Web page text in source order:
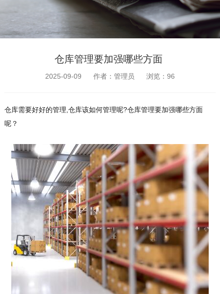
仓库管理要加强哪些方面
2025-09-09 作者：管理员 浏览： 96
仓库需要好好的管理,仓库该如何管理呢?仓库管理要加强哪些方面
呢？